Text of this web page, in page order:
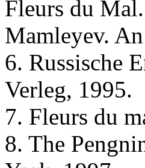
Fleurs du
Mamleyev.
6. Russische
Verleg, 1995.
7. Fleurs du
8. The